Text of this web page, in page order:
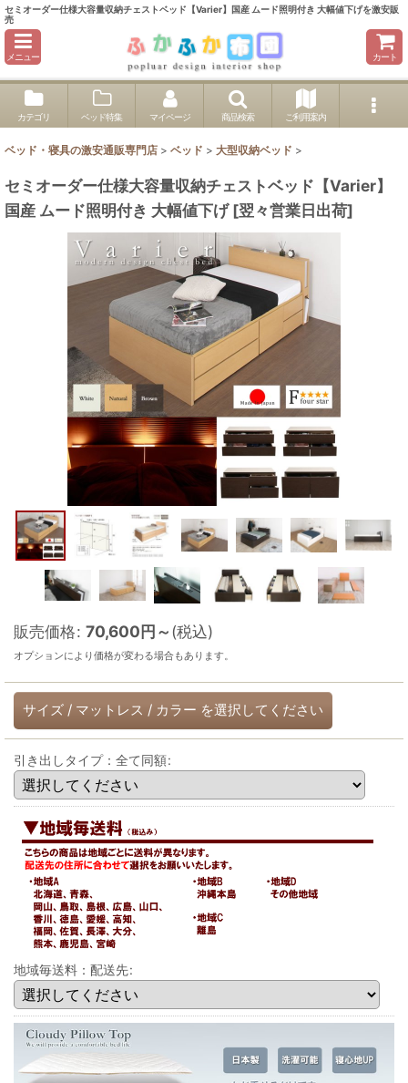
セミオーダー仕様大容量収納チェストベッド【Varier】国産 ムード照明付き 大幅値下げを激安販
売
メニュー カート
カテゴリ ベッド特集 マイページ 商品検索 ご利用案内
ベッド・寝具の激安通販専門店 > ベッド > 大型収納ベッド >
セミオーダー仕様大容量収納チェストベッド【Varier】
国産 ムード照明付き 大幅値下げ [翌々営業日出荷]
販売価格: 70,600円～(税込)
オプションにより価格が変わる場合もあります。
サイズ / マットレス / カラー を選択してください
引き出しタイプ：全て同額:
地域毎送料：配送先: